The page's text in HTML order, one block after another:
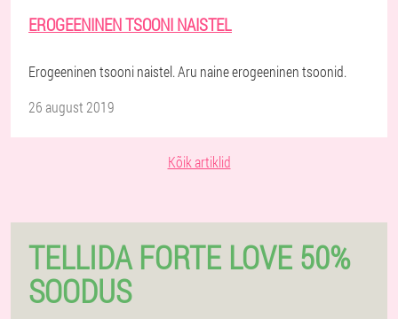
EROGEENINEN TSOONI NAISTEL
Erogeeninen tsooni naistel. Aru naine erogeeninen tsoonid.
26 august 2019
Kõik artiklid
TELLIDA FORTE LOVE 50%
SOODUS